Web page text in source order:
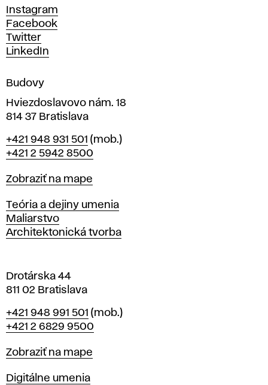
c
h
u
m
e
í
v
r
a
i
l
a
v
Instagram
Facebook
Twitter
LinkedIn
Budovy
Hviezdoslavovo nám. 18
814 37 Bratislava
Telefón
+421 948 931 501 (mob.)
+421 2 5942 8500
Mapa
Zobraziť na mape
Katedry
Teória a dejiny umenia
Maliarstvo
Architektonická tvorba
Drotárska 44
811 02 Bratislava
Telefón
+421 948 991 501 (mob.)
+421 2 6829 9500
Mapa
Zobraziť na mape
Katedry
Digitálne umenia